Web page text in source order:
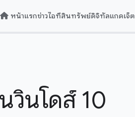
หน้าแรกข่าวไอทีสินทรัพย์ดิจิทัลแกดเจ็ต
วินโดส์ 10